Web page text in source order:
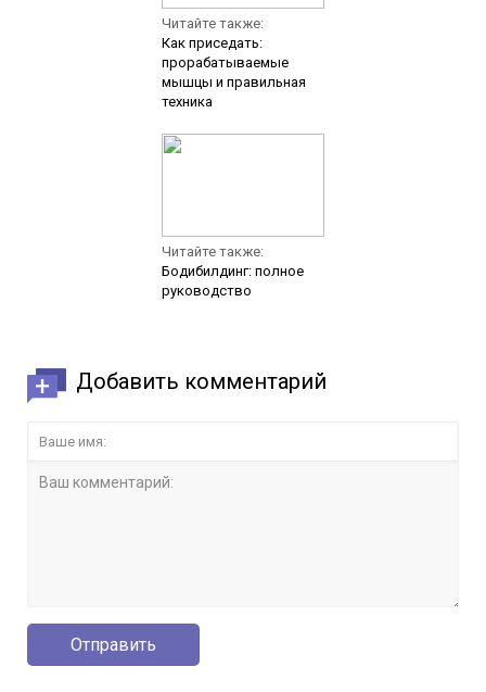
Читайте также:
Как приседать:
прорабатываемые
мышцы и правильная
техника
Читайте также:
Бодибилдинг: полное
руководство
Добавить комментарий